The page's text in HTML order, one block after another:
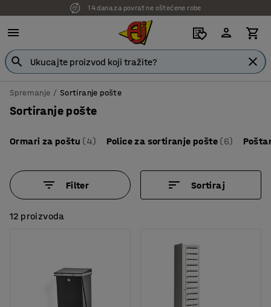
14 dana za povrat ne oštećene robe
Spremanje Sortiranje pošte
Sortiranje pošte
Ormari za poštu (4) Police za sortiranje pošte (6)
Filter Sortiraj
12 proizvoda